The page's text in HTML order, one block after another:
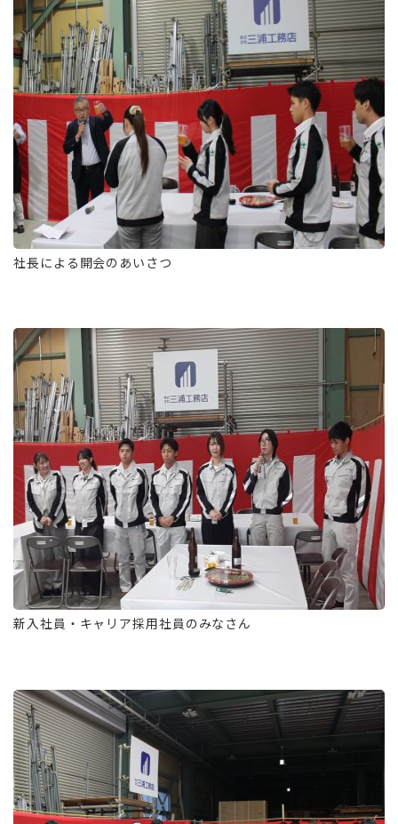
社長による開会のあいさつ
新入社員・キャリア採用社員のみなさん